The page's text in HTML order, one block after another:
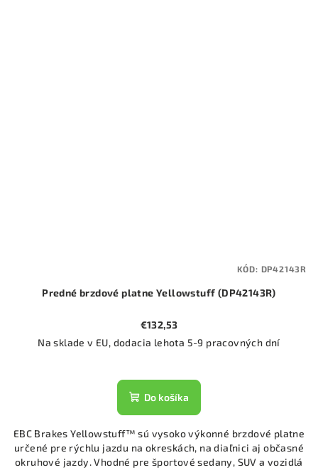
Predné brzdové platne Yellowstuff (DP42143R)
€132,53
Na sklade v EU, dodacia lehota 5-9 pracovných dní
Do košíka
EBC Brakes Yellowstuff™ sú vysoko výkonné brzdové platne
určené pre rýchlu jazdu na okreskách, na diaľnici aj občasné
okruhové jazdy. Vhodné pre športové sedany, SUV a vozidlá
KÓD: DP42143R